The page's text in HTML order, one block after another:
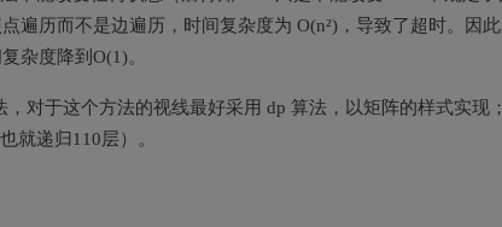
遍历而不是边遍历，时间复杂度为 O(n²)，导致了超时。因
杂度降到O(1)。
对于这个方法的视线最好采用 dp 算法，以矩阵的样式实现
就递归110层）。